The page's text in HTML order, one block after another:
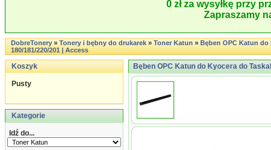
0 zł za wysyłkę przy
Zapraszamy
DobreTonery»Tonery i bębny do drukarek»Toner Katun»Bęben OPC Katun do
180/181/220/201 | Access
Koszyk
Pusty
Kategorie
Idź do...
Bęben OPC Katun do Kyocera do